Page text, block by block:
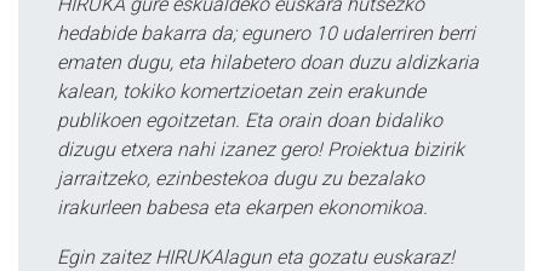
hedabide bakarra da; egunero 10 udalerriren berri
ematen dugu, eta hilabetero doan duzu aldizkaria
kalean, tokiko komertzioetan zein erakunde
publikoen egoitzetan. Eta orain doan bidaliko
dizugu etxera nahi izanez gero! Proiektua bizirik
jarraitzeko, ezinbestekoa dugu zu bezalako
irakurleen babesa eta ekarpen ekonomikoa.
Egin zaitez HIRUKAlagun eta gozatu euskaraz!